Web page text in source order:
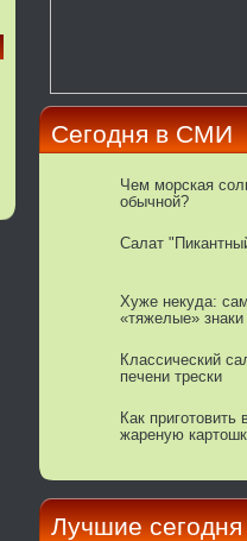
Сегодня в СМИ
Чем морская
обычной?
Салат
Хуже некуда:
«тяжелые» знаки
Классический
печени трески
Как приготовить
жареную
Лучшие сегодня